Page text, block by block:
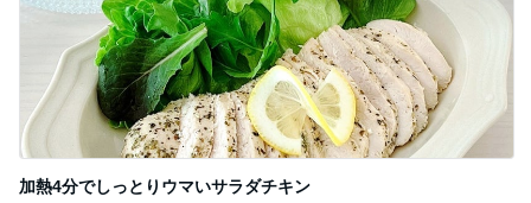
加熱4分でしっとりウマいサラダチキン